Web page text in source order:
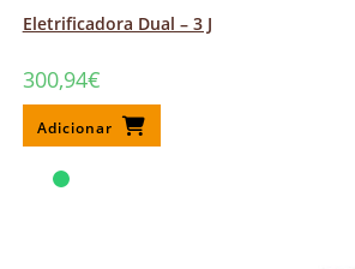
Eletrificadora Dual – 3 J
300,94€
Adicionar